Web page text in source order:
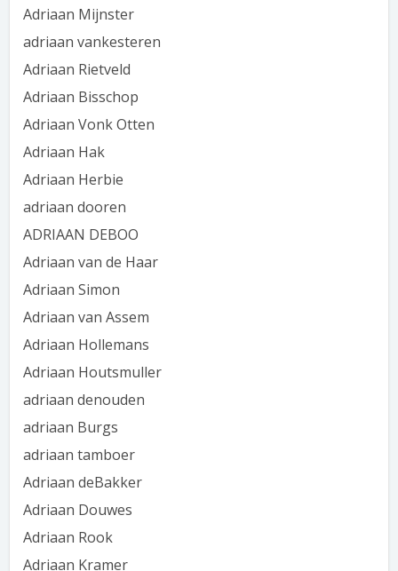
Adriaan Mijnster
adriaan vankesteren
Adriaan Rietveld
Adriaan Bisschop
Adriaan Vonk Otten
Adriaan Hak
Adriaan Herbie
adriaan dooren
ADRIAAN DEBOO
Adriaan van de Haar
Adriaan Simon
Adriaan van Assem
Adriaan Hollemans
Adriaan Houtsmuller
adriaan denouden
adriaan Burgs
adriaan tamboer
Adriaan deBakker
Adriaan Douwes
Adriaan Rook
Adriaan Kramer